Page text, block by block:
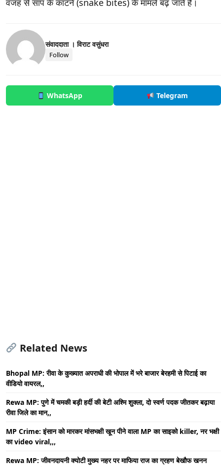
वजह से सांप के काटने (snake bites) के मामले बढ़ जाते हैं।
संवाददाता । विराट वसुंधरा
Follow
WhatsApp Telegram
Related News
Bhopal MP: रीवा के कुख्यात अपराधी की भोपाल में भरे बाजार बेरहमी से पिटाई का
वीडियो वायरल,,
Rewa MP: पुणे में चमकी बड़ी हर्दी की बेटी अश्मि शुक्ला, दो स्वर्ण पदक जीतकर बढ़ाया
रीवा जिले का मान,,
MP Crime: इंसान को मारकर मांसभक्षी खून पीने वाला MP का साइको killer, नर भक्षी
का video viral,,,
Rewa MP: जीवनदायनी क्योटी मुख्य नहर पर माफिया राज का ग्रहण बेखौफ खनन